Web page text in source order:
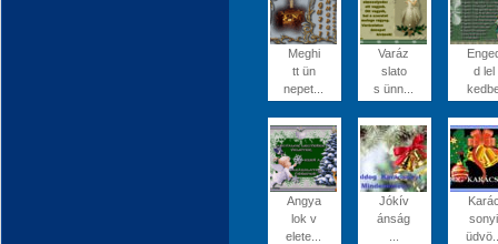
Meghi
tt ün
nepet...
Varáz
slato
s ünn...
d lel
Angya
lok v
elete...
Jókív
ánság
sonyi